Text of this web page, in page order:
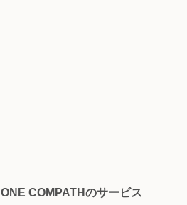
ONE COMPATHのサービス